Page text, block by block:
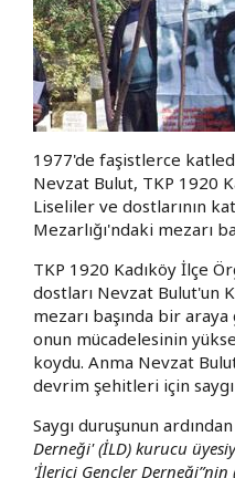
1977'de faşistlerce
Nevzat Bulut, TKP 1920
Liseliler ve dostlarının
Mezarlığı'ndaki mezarı
TKP 1920 Kadıköy İlçe
dostları Nevzat Bulut'un
mezarı başında bir
onun mücadelesinin
koydu. Anma Nevzat
devrim şehitleri için saygı
Saygı duruşunun ardından
Derneği' (İLD) kurucu
'İlerici Gençler